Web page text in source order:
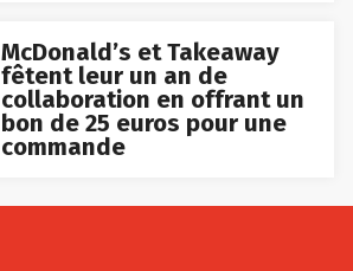
McDonald’s et Takeaway
fêtent leur un an de
collaboration en offrant un
bon de 25 euros pour une
commande